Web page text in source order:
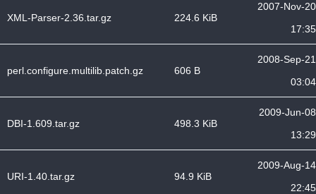
XML-Parser-2.36.tar.gz 224.6 KiB
2007-Nov-20
17:35
perl.configure.multilib.patch.gz 606 B
2008-Sep-21
03:04
DBI-1.609.tar.gz 498.3 KiB
2009-Jun-08
13:29
URI-1.40.tar.gz 94.9 KiB
2009-Aug-14
22:45